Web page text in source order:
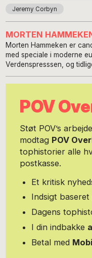
Jeremy Corbyn
MORTEN
Morten Hammeken er
med speciale i moderne
Verdenspresssen, og
biografien 'Morderen bag
POV
Støt POV’s
modtag POV
tophistorier alle
postkasse.
Et kritisk
Indsigt
Dagens
I din indbakke
Betal med